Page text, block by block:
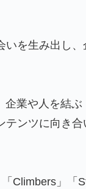
いを生み出し、
企業や人を結ぶ
テンツに向き合
Climbers」「